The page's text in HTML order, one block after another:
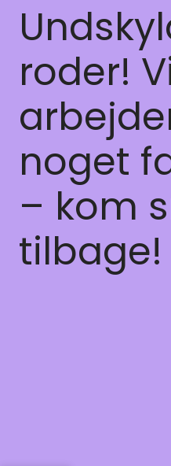
roder!
noget
– kom
tilbage!